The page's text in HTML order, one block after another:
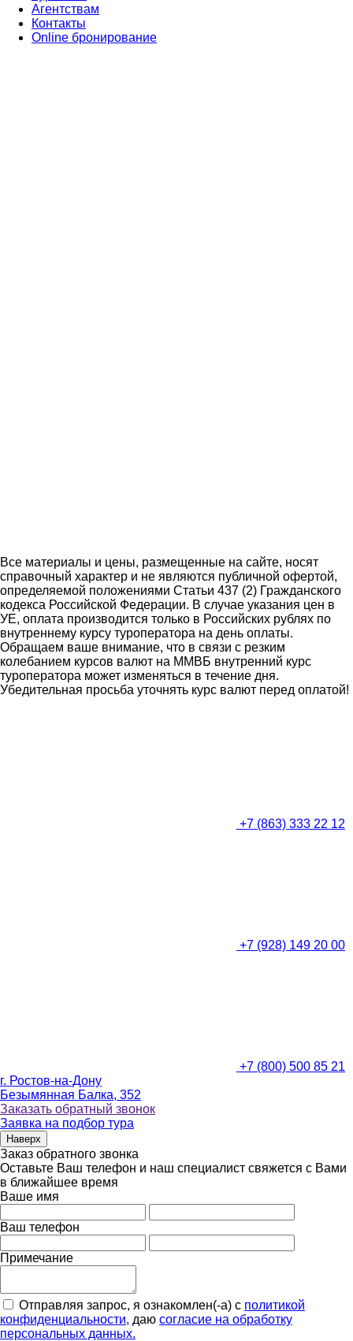
Агентствам
Контакты
Online бронирование
Все материалы и цены, размещенные на сайте, носят
справочный характер и не являются публичной офертой,
определяемой положениями Статьи 437 (2) Гражданского
кодекса Российской Федерации. В случае указания цен в
УЕ, оплата производится только в Российских рублях по
внутреннему курсу туроператора на день оплаты.
Обращаем ваше внимание, что в связи с резким
колебанием курсов валют на ММВБ внутренний курс
туроператора может изменяться в течение дня.
Убедительная просьба уточнять курс валют перед оплатой!
+7 (863) 333 22 12
+7 (928) 149 20 00
+7 (800) 500 85 21
г. Ростов-на-Дону
Безымянная Балка, 352
Заказать обратный звонок
Заявка на подбор тура
Наверх
Заказ обратного звонка
Оставьте Ваш телефон и наш специалист свяжется с Вами
в ближайшее время
Ваше имя
Ваш телефон
Примечание
Отправляя запрос, я ознакомлен(-а) с политикой
конфиденциальности, даю согласие на обработку
персональных данных.